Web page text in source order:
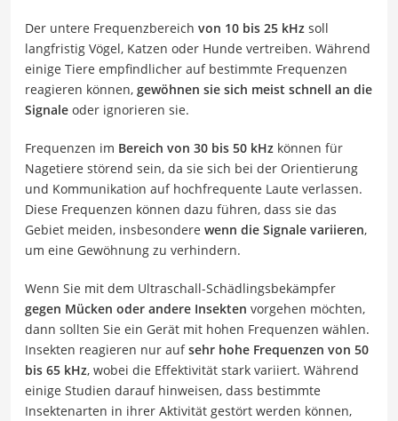
Der untere Frequenzbereich von 10 bis 25 kHz soll
langfristig Vögel, Katzen oder Hunde vertreiben. Während
einige Tiere empfindlicher auf bestimmte Frequenzen
reagieren können, gewöhnen sie sich meist schnell an die
Signale oder ignorieren sie.
Frequenzen im Bereich von 30 bis 50 kHz können für
Nagetiere störend sein, da sie sich bei der Orientierung
und Kommunikation auf hochfrequente Laute verlassen.
Diese Frequenzen können dazu führen, dass sie das
Gebiet meiden, insbesondere wenn die Signale variieren,
um eine Gewöhnung zu verhindern.
Wenn Sie mit dem Ultraschall-Schädlingsbekämpfer
gegen Mücken oder andere Insekten vorgehen möchten,
dann sollten Sie ein Gerät mit hohen Frequenzen wählen.
Insekten reagieren nur aufsehr hohe Frequenzen von 50
bis 65 kHz, wobei die Effektivität stark variiert. Während
einige Studien darauf hinweisen, dass bestimmte
Insektenarten in ihrer Aktivität gestört werden können,